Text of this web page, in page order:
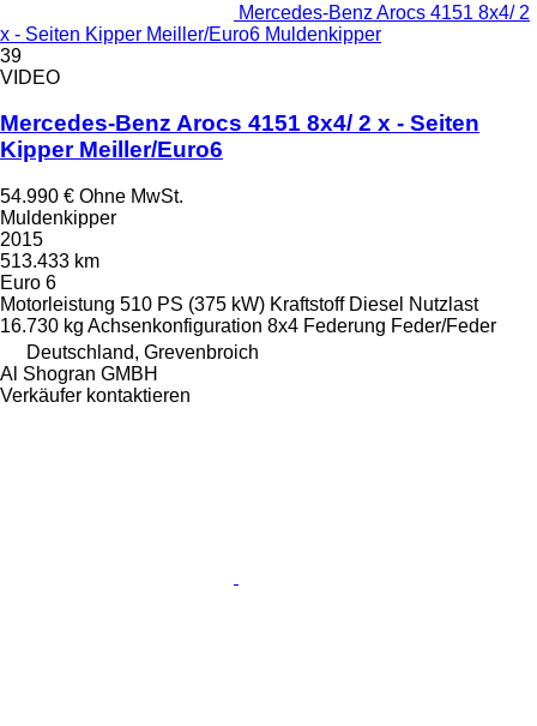
Mercedes-Benz Arocs 4151 8x4/ 2
x - Seiten Kipper Meiller/Euro6 Muldenkipper
39
VIDEO
Mercedes-Benz Arocs 4151 8x4/ 2 x - Seiten
Kipper Meiller/Euro6
54.990 € Ohne MwSt.
Muldenkipper
2015
513.433 km
Euro 6
Motorleistung 510 PS (375 kW) Kraftstoff Diesel Nutzlast
16.730 kg Achsenkonfiguration 8x4 Federung Feder/Feder
Deutschland, Grevenbroich
Al Shogran GMBH
Verkäufer kontaktieren